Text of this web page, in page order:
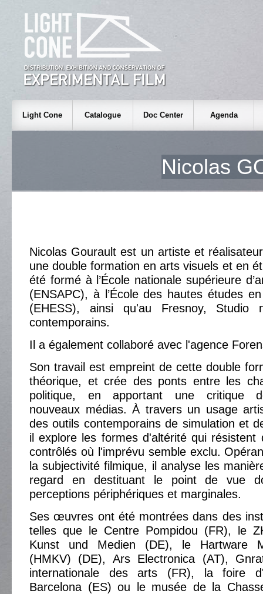
Light Cone Catalogue Doc Center Agenda
Nicolas
Nicolas Gourault est un artiste et
une double formation en arts visuels et en
été formé à l’École nationale supérieure
(ENSAPC), à l’École des hautes études
(EHESS), ainsi qu'au Fresnoy, Studio
contemporains.
Il a également collaboré avec l'agence
Son travail est empreint de cette double
théorique, et crée des ponts entre les
politique, en apportant une critique
nouveaux médias. À travers un usage
des outils contemporains de simulation et
il explore les formes d'altérité qui résistent
contrôlés où l'imprévu semble exclu.
la subjectivité filmique, il analyse les
regard en destituant le point de vue
perceptions périphériques et marginales.
Ses œuvres ont été montrées dans des
telles que le Centre Pompidou (FR), le
Kunst und Medien (DE), le Hartware
(HMKV) (DE), Ars Electronica (AT),
internationale des arts (FR), la foire
Barcelona (ES) ou le musée de la